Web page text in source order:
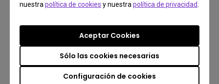
nuestra política de cookies y nuestra política de privacidad
Configuración de cookies
Sólo las cookies necesarias
Aceptar Cookies
Keystone correction, through cropping and